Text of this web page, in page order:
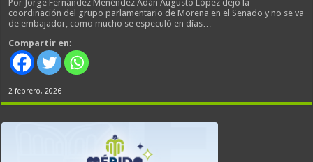
Por Jorge Fernández Menéndez Adán Augusto López dejó la
coordinación del grupo parlamentario de Morena en el Senado y no se va
de embajador, como mucho se especuló en días…
Compartir en:
2 febrero, 2026